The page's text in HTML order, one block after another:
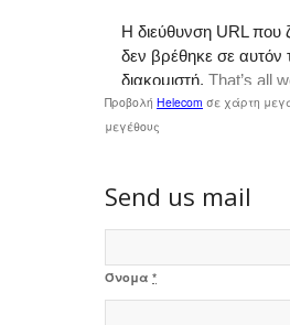
Προβολή Helecom σε χάρτη
μεγέθους
Send us mail
Όνομα *